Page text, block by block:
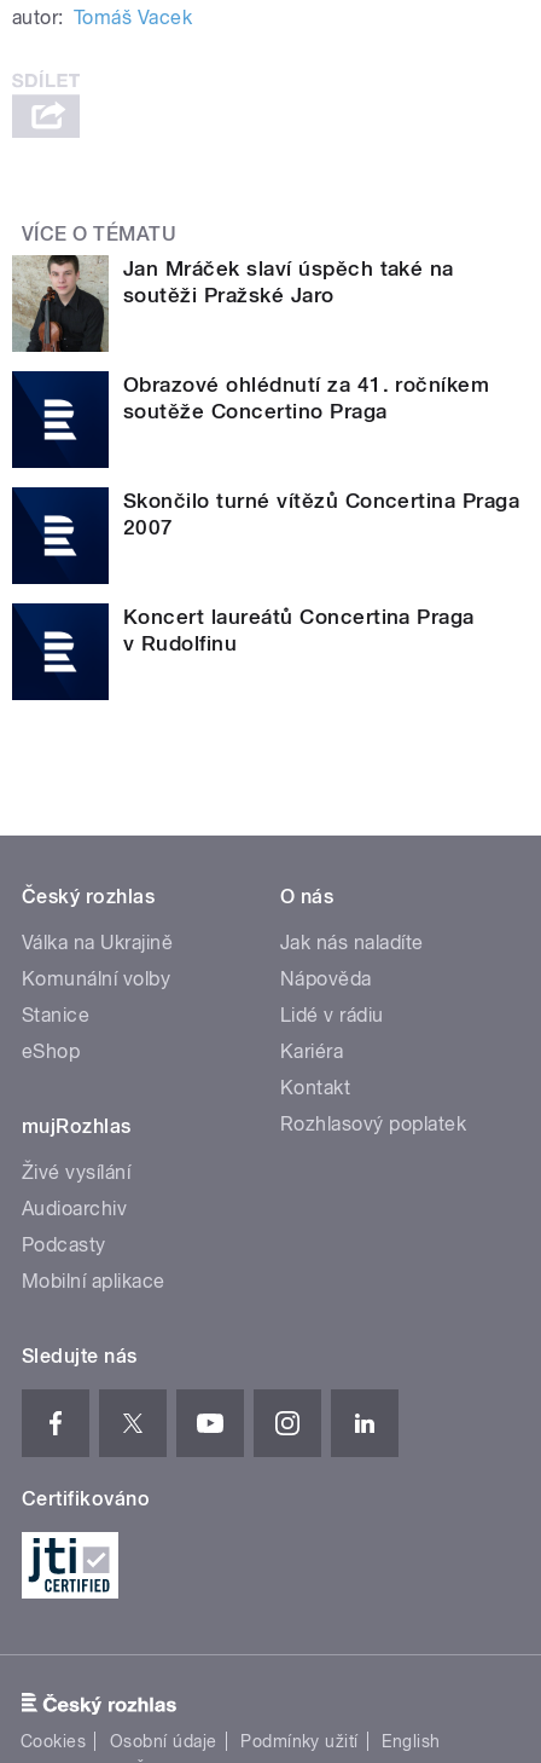
autor: Tomáš Vacek
VÍCE O TÉMATU
Jan Mráček slaví úspěch také na
soutěži Pražské Jaro
Obrazové ohlédnutí za 41. ročníkem
soutěže Concertino Praga
Skončilo turné vítězů Concertina Praga
2007
Koncert laureátů Concertina Praga
v Rudolfinu
Český rozhlas
Válka na Ukrajině
Komunální volby
Stanice
eShop
mujRozhlas
Živé vysílání
Audioarchiv
Podcasty
Mobilní aplikace
O nás
Jak nás naladíte
Nápověda
Lidé v rádiu
Kariéra
Kontakt
Rozhlasový poplatek
Sledujte nás
Certifikováno
Cookies Osobní údaje Podmínky užití
English